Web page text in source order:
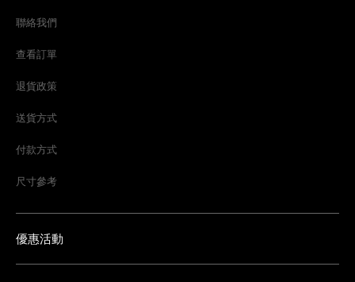
聯絡我們
查看訂單
退貨政策
送貨方式
付款方式
尺寸參考
優惠活動